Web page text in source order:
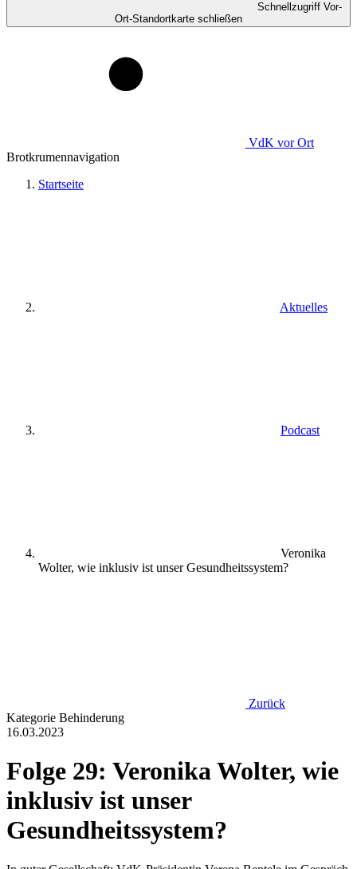
Schnellzugriff Vor-
Ort-Standortkarte schließen
VdK vor Ort
Brotkrumennavigation
Startseite
Aktuelles
Podcast
Veronika
Wolter, wie inklusiv ist unser Gesundheitssystem?
Zurück
Kategorie Behinderung
16.03.2023
Folge 29: Veronika Wolter, wie
inklusiv ist unser
Gesundheitssystem?